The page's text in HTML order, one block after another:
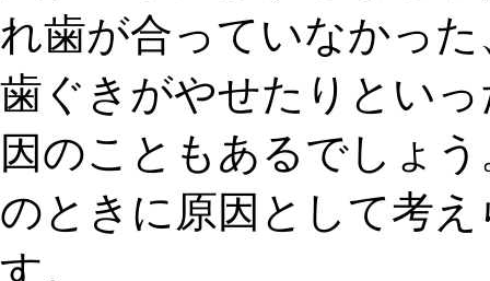
れ歯が合っていなかっ
歯ぐきがやせたりとい
因のこともあるでしょ
のときに原因として考
す。